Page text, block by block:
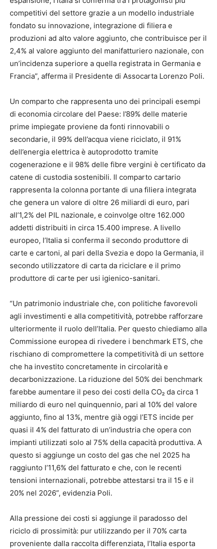
competitivi del settore grazie a un modello industriale
fondato su innovazione, integrazione di filiera e
produzioni ad alto valore aggiunto, che contribuisce per il
2,4% al valore aggiunto del manifatturiero nazionale, con
un’incidenza superiore a quella registrata in Germania e
Francia”, afferma il Presidente di Assocarta Lorenzo Poli.
Un comparto che rappresenta uno dei principali esempi
di economia circolare del Paese: l’89% delle materie
prime impiegate proviene da fonti rinnovabili o
secondarie, il 99% dell’acqua viene riciclato, il 91%
dell’energia elettrica è autoprodotto tramite
cogenerazione e il 98% delle fibre vergini è certificato da
catene di custodia sostenibili. Il comparto cartario
rappresenta la colonna portante di una filiera integrata
che genera un valore di oltre 26 miliardi di euro, pari
all’1,2% del PIL nazionale, e coinvolge oltre 162.000
addetti distribuiti in circa 15.400 imprese. A livello
europeo, l’Italia si conferma il secondo produttore di
carte e cartoni, al pari della Svezia e dopo la Germania, il
secondo utilizzatore di carta da riciclare e il primo
produttore di carte per usi igienico-sanitari.
“Un patrimonio industriale che, con politiche favorevoli
agli investimenti e alla competitività, potrebbe rafforzare
ulteriormente il ruolo dell’Italia. Per questo chiediamo alla
Commissione europea di rivedere i benchmark ETS, che
rischiano di compromettere la competitività di un settore
che ha investito concretamente in circolarità e
decarbonizzazione. La riduzione del 50% dei benchmark
farebbe aumentare il peso dei costi della CO₂ da circa 1
miliardo di euro nel quinquennio, pari al 10% del valore
aggiunto, fino al 13%, mentre già oggi l’ETS incide per
quasi il 4% del fatturato di un’industria che opera con
impianti utilizzati solo al 75% della capacità produttiva. A
questo si aggiunge un costo del gas che nel 2025 ha
raggiunto l’11,6% del fatturato e che, con le recenti
tensioni internazionali, potrebbe attestarsi tra il 15 e il
20% nel 2026”, evidenzia Poli.
Alla pressione dei costi si aggiunge il paradosso del
riciclo di prossimità: pur utilizzando per il 70% carta
proveniente dalla raccolta differenziata, l’Italia esporta